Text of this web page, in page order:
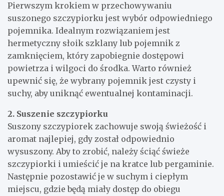
Pierwszym krokiem w przechowywaniu
suszonego szczypiorku jest wybór odpowiedniego
pojemnika. Idealnym rozwiązaniem jest
hermetyczny słoik szklany lub pojemnik z
zamknięciem, który zapobiegnie dostępowi
powietrza i wilgoci do środka. Warto również
upewnić się, że wybrany pojemnik jest czysty i
suchy, aby uniknąć ewentualnej kontaminacji.
2. Suszenie szczypiorku
Suszony szczypiorek zachowuje swoją świeżość i
aromat najlepiej, gdy został odpowiednio
wysuszony. Aby to zrobić, należy ściąć świeże
szczypiorki i umieścić je na kratce lub pergaminie.
Następnie pozostawić je w suchym i ciepłym
miejscu, gdzie będą miały dostęp do obiegu